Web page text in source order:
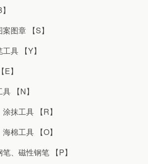
图章 【S】
具 【Y】
】
【N】
抹工具 【R】
棉工具 【O】
磁性钢笔 【P】